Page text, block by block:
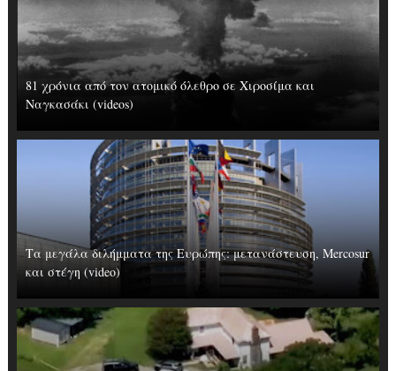
81 χρόνια από τον ατομικό όλεθρο σε Χιροσίμα και
Ναγκασάκι (videos)
Τα μεγάλα διλήμματα της Ευρώπης: μετανάστευση, Mercosur
και στέγη (video)